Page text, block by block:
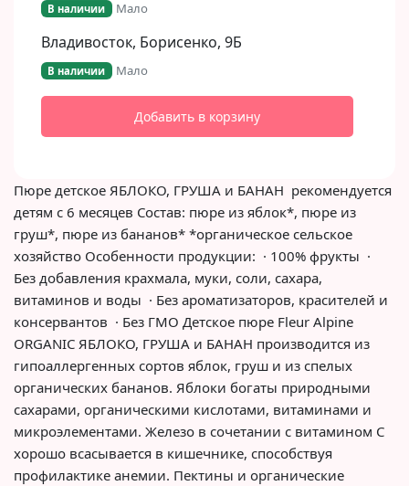
В наличии Мало
Владивосток, Борисенко, 9Б​
В наличии Мало
Добавить в корзину
Пюре детское ЯБЛОКО, ГРУША и БАНАН рекомендуется
детям с 6 месяцев Состав: пюре из яблок*, пюре из
груш*, пюре из бананов* *органическое сельское
хозяйство Особенности продукции: · 100% фрукты ·
Без добавления крахмала, муки, соли, сахара,
витаминов и воды · Без ароматизаторов, красителей и
консервантов · Без ГМО Детское пюре Fleur Alpine
ORGANIC ЯБЛОКО, ГРУША и БАНАН производится из
гипоаллергенных сортов яблок, груш и из спелых
органических бананов. Яблоки богаты природными
сахарами, органическими кислотами, витаминами и
микроэлементами. Железо в сочетании с витамином С
хорошо всасывается в кишечнике, способствуя
профилактике анемии. Пектины и органические